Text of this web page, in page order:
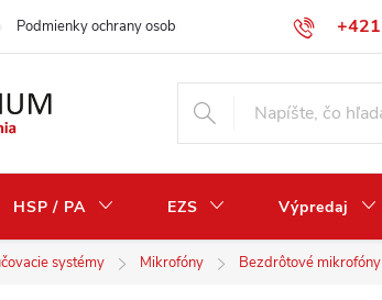
Podmienky ochrany osobných údajov Odstúpenie
HSP / PA EZS Výpredaj
systémy Mikrofóny Bezdrôtové mikrofóny